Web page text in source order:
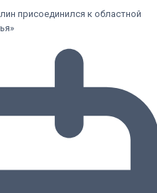
присоединился к областной